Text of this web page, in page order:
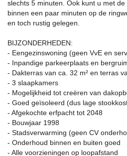
slechts 5 minuten. Ook kunt u met
binnen een paar minuten op de
en toch rustig gelegen.
BIJZONDERHEDEN:
- Eengezinswoning (geen VvE en
- Inpandige parkeerplaats en
- Dakterras van ca. 32 m² en terras
- 3 slaapkamers
- Mogelijkheid tot creëren van
- Goed geïsoleerd (dus lage
- Afgekochte erfpacht tot 2048
- Bouwjaar 1998
- Stadsverwarming (geen CV
- Onderhoud binnen en buiten goed
- Alle voorzieningen op loopafstand